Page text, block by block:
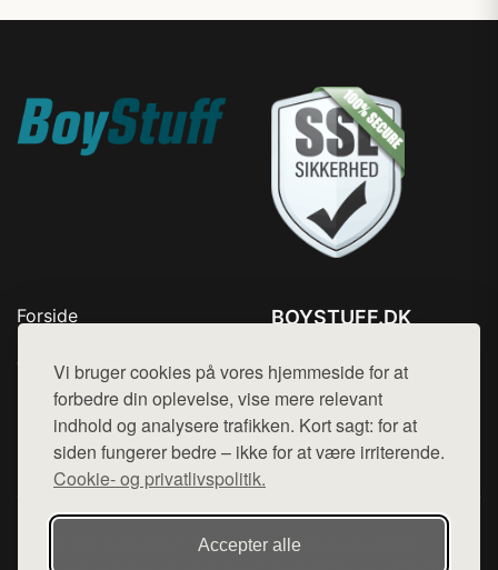
Vi bruger cookies på vores hjemmeside for at
forbedre din oplevelse, vise mere relevant
indhold og analysere trafikken. Kort sagt: for at
siden fungerer bedre – ikke for at være irriterende.
Cookie- og privatlivspolitik.
Accepter alle
Forside
Top Rabatter
Kontakt
BOYSTUFF.DK
Mail: hej@want.dk
Cookie- og privatlivspolitik
Denne side er en del af want.dk, der udgiver en række